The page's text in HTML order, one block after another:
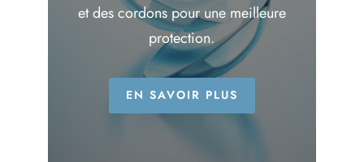
et des cordons pour une meilleure
protection.
EN SAVOIR PLUS